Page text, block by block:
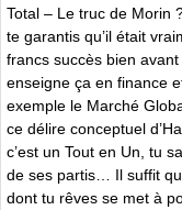
Total – Le truc de Morin
te garantis qu’il était
francs succès bien avant
enseigne ça en finance
exemple le Marché
ce délire conceptuel
c’est un Tout en Un, tu
de ses partis… Il suffit
dont tu rêves se met à